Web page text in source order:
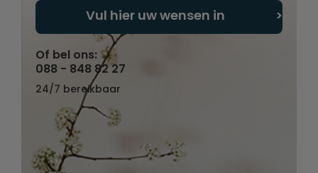
Vul hier uw wensen in
Of bel ons:
088 - 848 82 27
24/7 bereikbaar